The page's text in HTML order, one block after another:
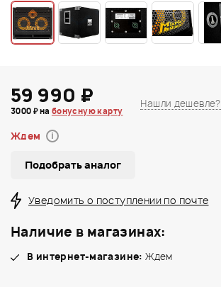
59 990 ₽
3000 ₽ на бонусную карту
Нашли дешевле?
Ждем i
Подобрать аналог
Уведомить о поступлении по почте
Наличие в магазинах:
В интернет-магазине: Ждем